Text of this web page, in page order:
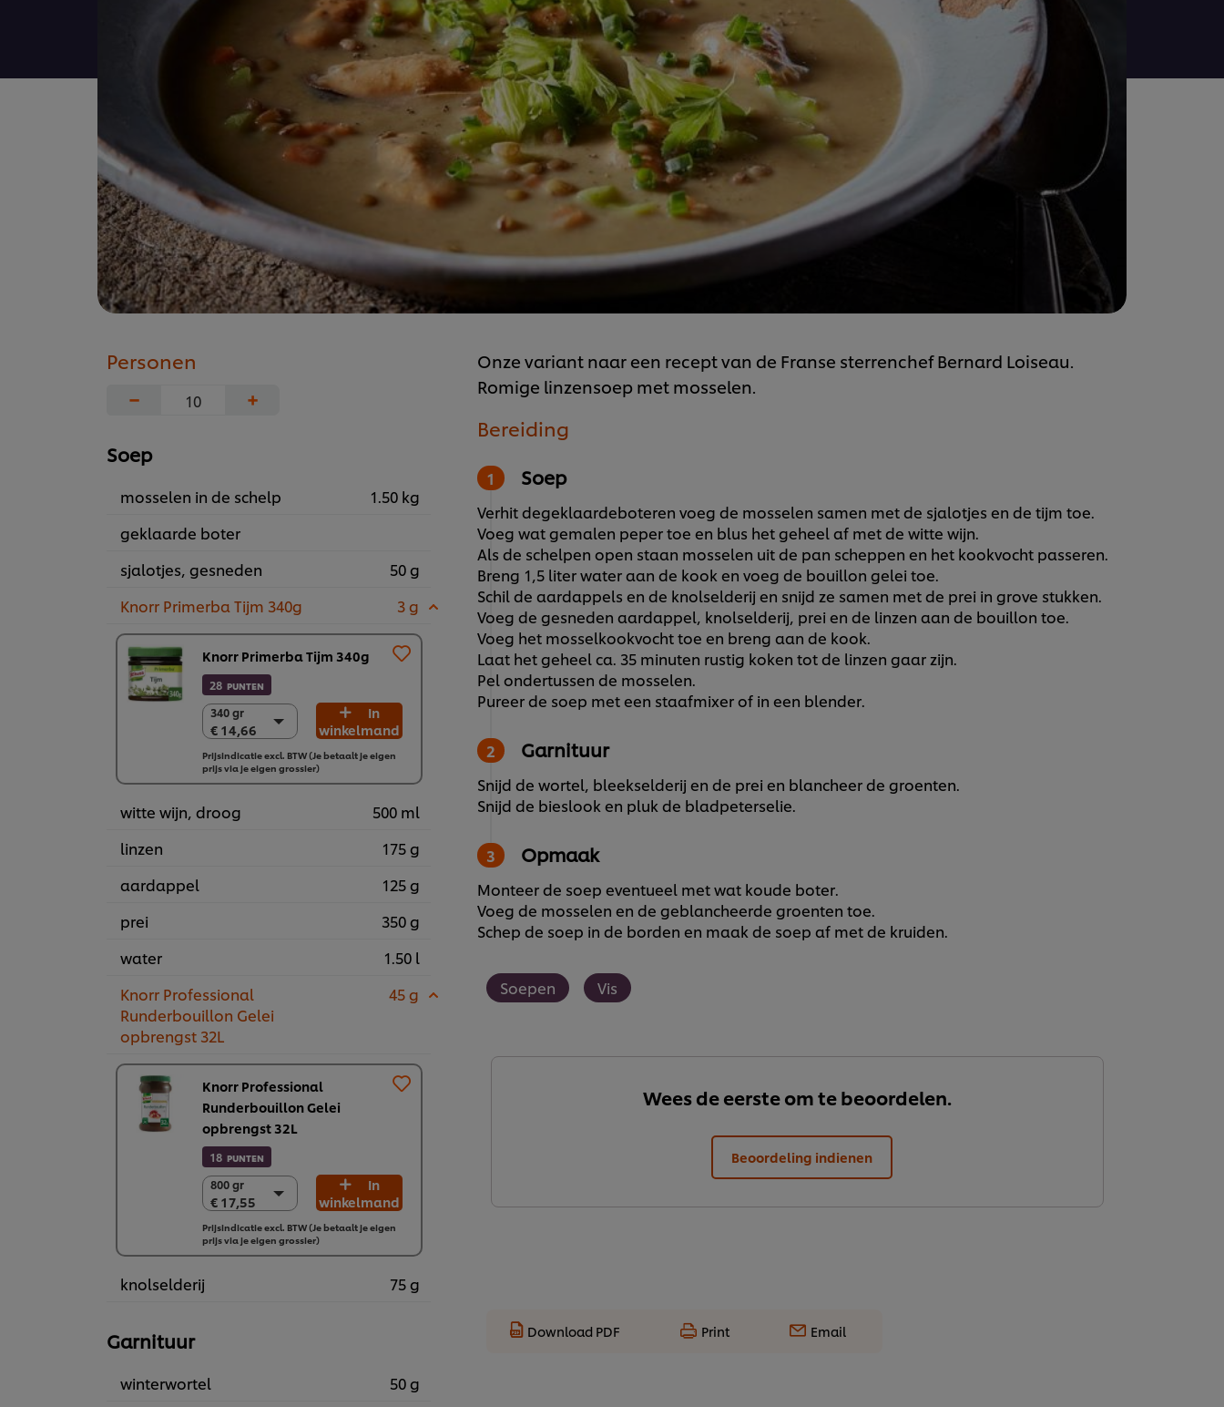
Personen
−
+
Soep
mosselen in de schelp
1.50 kg
geklaarde boter
sjalotjes, gesneden
50 g
Knorr Primerba Tijm 340g
3 g
Knorr Primerba Tijm 340g
28 PUNTEN
340 gr
€ 14,66
340 gr
€ 14,66
2 x 340 gr
€ 29,32
winkelmand
Prijsindicatie excl. BTW (Je betaalt je eigen
prijs via je eigen grossier)
witte wijn, droog
500 ml
linzen
175 g
aardappel
125 g
prei
350 g
water
1.50 l
Knorr Professional
Runderbouillon Gelei
opbrengst 32L
45 g
Knorr Professional
Runderbouillon Gelei
opbrengst 32L
18 PUNTEN
800 gr
€ 17,55
800 gr
€ 17,55
2 x 800 gr
€ 35,11
winkelmand
Prijsindicatie excl. BTW (Je betaalt je eigen
prijs via je eigen grossier)
knolselderij 75 g
Garnituur
winterwortel
50 g
Onze variant naar een recept van de Franse sterrenchef Bernard Loiseau.
Romige linzensoep met mosselen.
Bereiding
Soep
Verhit degeklaardeboteren voeg de mosselen samen met de sjalotjes en de tijm toe.
Voeg wat gemalen peper toe en blus het geheel af met de witte wijn.
Als de schelpen open staan mosselen uit de pan scheppen en het kookvocht passeren.
Breng 1,5 liter water aan de kook en voeg de bouillon gelei toe.
Schil de aardappels en de knolselderij en snijd ze samen met de prei in grove stukken.
Voeg de gesneden aardappel, knolselderij, prei en de linzen aan de bouillon toe.
Voeg het mosselkookvocht toe en breng aan de kook.
Laat het geheel ca. 35 minuten rustig koken tot de linzen gaar zijn.
Pel ondertussen de mosselen.
Pureer de soep met een staafmixer of in een blender.
Garnituur
Snijd de wortel, bleekselderij en de prei en blancheer de groenten.
Snijd de bieslook en pluk de bladpeterselie.
Opmaak
Monteer de soep eventueel met wat koude boter.
Voeg de mosselen en de geblancheerde groenten toe.
Schep de soep in de borden en maak de soep af met de kruiden.
Soepen Vis
Wees de eerste om te beoordelen.
Beoordeling indienen
Download PDF Print Email